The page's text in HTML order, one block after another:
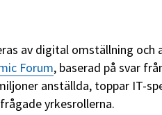
av digital omställning och
Forum, baserad på svar
anställda, toppar IT-
yrkesrollerna.